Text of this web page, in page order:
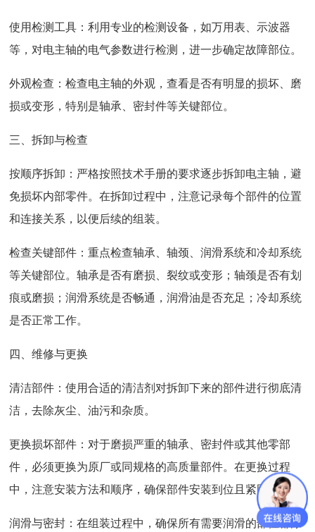
使用检测工具：利用专业的检测设备，如万用表、示波器
等，对电主轴的电气参数进行检测，进一步确定故障部位。
外观检查：检查电主轴的外观，查看是否有明显的损坏、磨
损或变形，特别是轴承、密封件等关键部位。
三、拆卸与检查
按顺序拆卸：严格按照技术手册的要求逐步拆卸电主轴，避
免损坏内部零件。在拆卸过程中，注意记录每个部件的位置
和连接关系，以便后续的组装。
检查关键部件：重点检查轴承、轴颈、润滑系统和冷却系统
等关键部位。轴承是否有磨损、裂纹或变形；轴颈是否有划
痕或磨损；润滑系统是否畅通，润滑油是否充足；冷却系统
是否正常工作。
四、维修与更换
清洁部件：使用合适的清洁剂对拆卸下来的部件进行彻底清
洁，去除灰尘、油污和杂质。
更换损坏部件：对于磨损严重的轴承、密封件或其他零部
件，必须更换为原厂或同规格的高质量部件。在更换过程
中，注意安装方法和顺序，确保部件安装到位且紧固可靠。
润滑与密封：在组装过程中，确保所有需要润滑的部位都涂